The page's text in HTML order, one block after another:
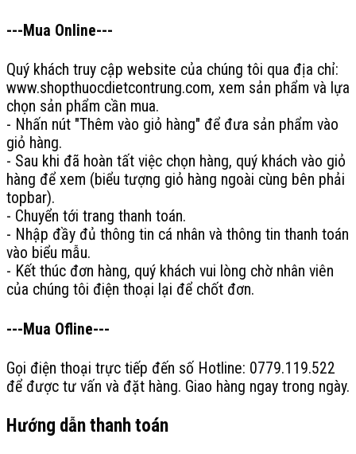
---Mua Online---
Quý khách truy cập website của chúng tôi qua địa chỉ:
www.shopthuocdietcontrung.com, xem sản phẩm và lựa
chọn sản phẩm cần mua.
- Nhấn nút "Thêm vào giỏ hàng" để đưa sản phẩm vào
giỏ hàng.
- Sau khi đã hoàn tất việc chọn hàng, quý khách vào giỏ
hàng để xem (biểu tượng giỏ hàng ngoài cùng bên phải
topbar).
- Chuyển tới trang thanh toán.
- Nhập đầy đủ thông tin cá nhân và thông tin thanh toán
vào biểu mẫu.
- Kết thúc đơn hàng, quý khách vui lòng chờ nhân viên
của chúng tôi điện thoại lại để chốt đơn.
---Mua Ofline---
Gọi điện thoại trực tiếp đến số Hotline: 0779.119.522
để được tư vấn và đặt hàng. Giao hàng ngay trong ngày.
Hướng dẫn thanh toán